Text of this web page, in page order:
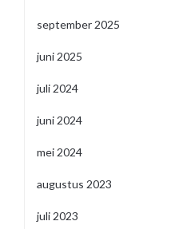
september 2025
juni 2025
juli 2024
juni 2024
mei 2024
augustus 2023
juli 2023